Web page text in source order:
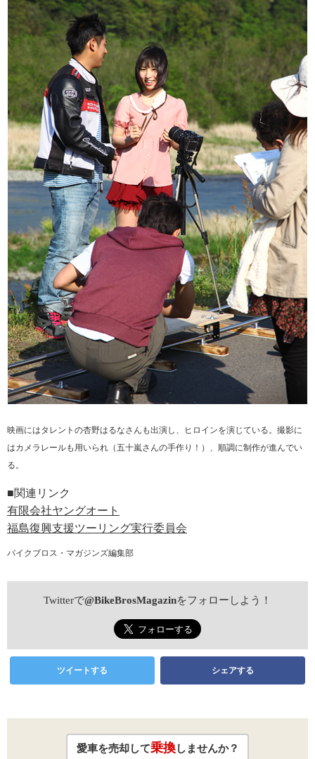
映画にはタレントの杏野はるなさんも出演し、ヒロインを演じている。撮影に
はカメラレールも用いられ（五十嵐さんの手作り！）、順調に制作が進んでい
る。
■関連リンク
有限会社ヤングオート
福島復興支援ツーリング実行委員会
バイクブロス・マガジンズ編集部
Twitterで@BikeBrosMagazinをフォローしよう！
ツイートする シェアする
愛車を売却して乗換しませんか？